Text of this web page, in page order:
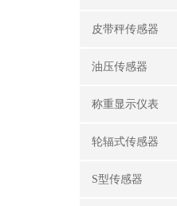
皮带秤传感器
油压传感器
称重显示仪表
轮辐式传感器
S型传感器